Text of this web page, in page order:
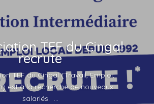
TEF du Cingal
recrute
TEF du Cingal (Travail, Emploi,
est à la recherche de nouveaux
salariés. ...